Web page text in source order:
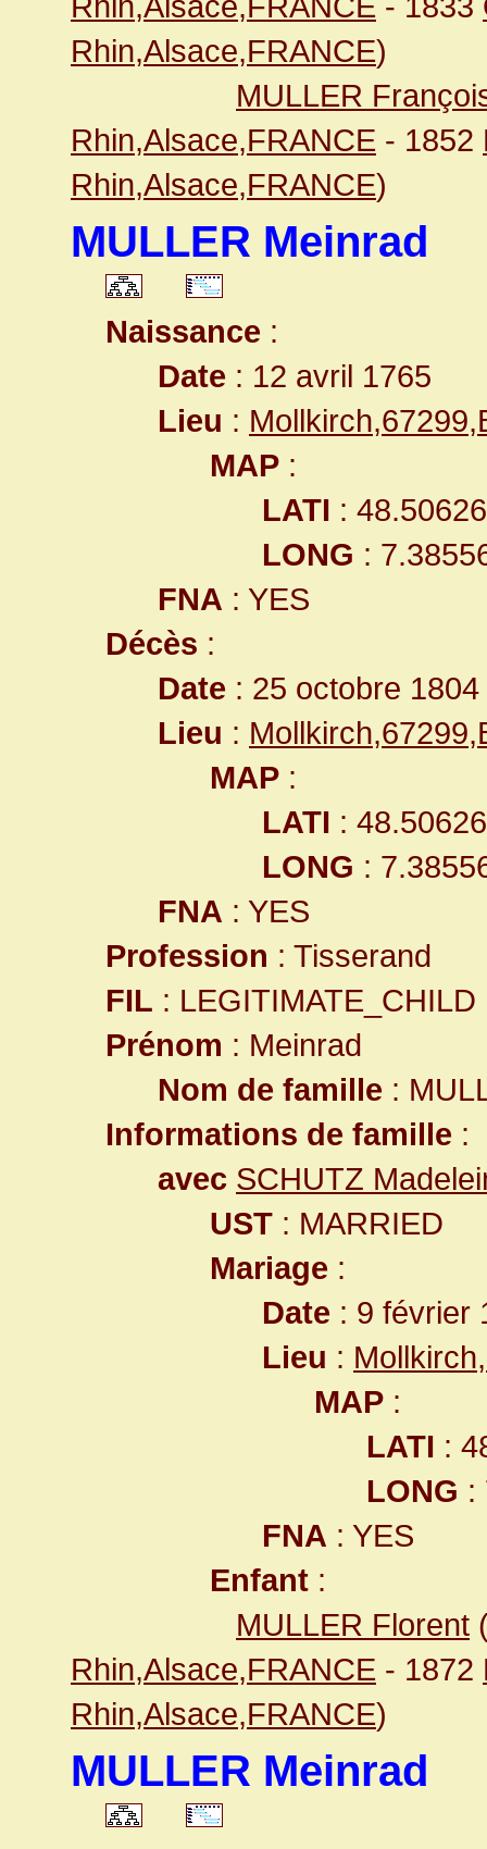
Rhin,Alsace,FRANCE)
MULLER
Rhin,Alsace,FRANCE - 1852
Rhin,Alsace,FRANCE)
MULLER Meinrad
Naissance :
Date : 12 avril 1765
Lieu :
MAP :
LATI :
LONG :
FNA : YES
Décès :
Date : 25 octobre 1804
Lieu :
MAP :
LATI :
LONG :
FNA : YES
Profession : Tisserand
FIL : LEGITIMATE_CHILD
Prénom : Meinrad
Nom de famille :
Informations de famille :
avec SCHUTZ
UST : MARRIED
Mariage :
Date : 9 février
Lieu :
MAP :
LATI :
LONG :
FNA : YES
Enfant :
MULLER Florent
Rhin,Alsace,FRANCE - 1872
Rhin,Alsace,FRANCE)
MULLER Meinrad